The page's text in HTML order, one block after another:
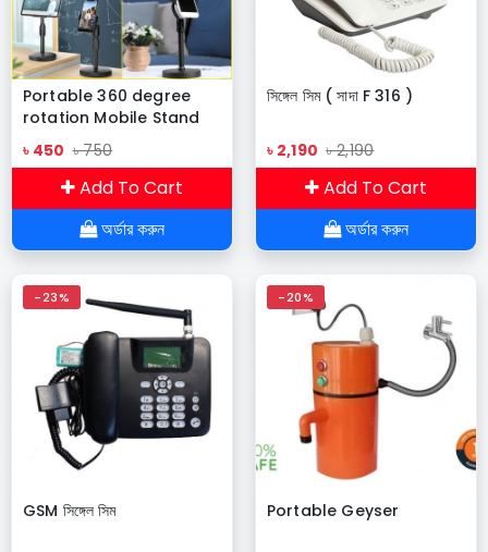
Portable 360 degree
rotation Mobile Stand
৳ 450 ৳ 750
Add To Cart
অর্ডার করুন
সিঙ্গেল সিম ( সাদা F 316 )
৳ 2,190 ৳ 2,190
Add To Cart
অর্ডার করুন
-23%
GSM সিঙ্গেল সিম
-20%
Portable Geyser